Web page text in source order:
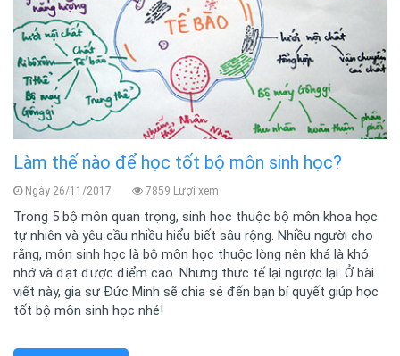
Làm thế nào để học tốt bộ môn sinh học?
Ngày 26/11/2017 7859 Lượi xem
Trong 5 bộ môn quan trọng, sinh học thuộc bộ môn khoa học
tự nhiên và yêu cầu nhiều hiểu biết sâu rộng. Nhiều người cho
rằng, môn sinh học là bô môn học thuộc lòng nên khá là khó
nhớ và đạt được điểm cao. Nhưng thực tế lại ngược lại. Ở bài
viết này, gia sư Đức Minh sẽ chia sẻ đến bạn bí quyết giúp học
tốt bộ môn sinh học nhé!